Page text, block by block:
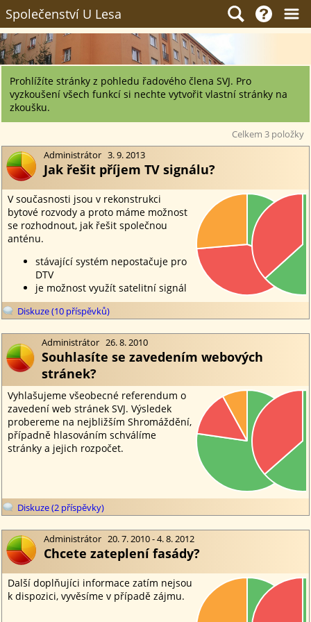
Společenství U Lesa
Prohlížíte stránky z pohledu řadového člena SVJ. Pro
vyzkoušení všech funkcí si nechte vytvořit vlastní stránky na
zkoušku.
Celkem 3 položky
Administrátor 3. 9. 2013
Jak řešit příjem TV signálu?
Diskuze (10 příspěvků)
Administrátor 26. 8. 2010
Souhlasíte se zavedením webových
stránek?
Diskuze (2 příspěvky)
Administrátor 20. 7. 2010 - 4. 8. 2012
Chcete zateplení fasády?